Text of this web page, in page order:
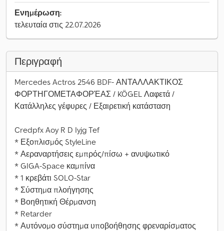
Ενημέρωση:
τελευταία στις 22.07.2026
Περιγραφή
Mercedes Actros 2546 BDF- ΑΝΤΑΛΛΑΚΤΙΚΟΣ
ΦΟΡΤΗΓΟΜΕΤΑΦΟΡΈΑΣ / KÖGEL Λαφετά /
Κατάλληλες γέφυρες / Εξαιρετική κατάσταση
Credpfx Aoy R D Iyjg Tef
* Εξοπλισμός StyleLine
* Αεραναρτήσεις εμπρός/πίσω + ανυψωτικό
* GIGA-Space καμπίνα
* 1 κρεβάτι SOLO-Star
* Σύστημα πλοήγησης
* Βοηθητική Θέρμανση
* Retarder
* Αυτόνομο σύστημα υποβοήθησης φρεναρίσματος